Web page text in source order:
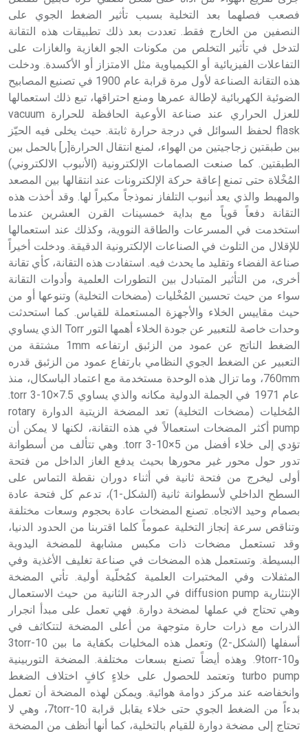
التاسع، وهم ينتسبون إلى أسرة أوسروين
- هل تعلم أن الأبجدية الكنعانية تتألف من /22/ علامة كتابية
sign تكتب منفصلة غير متصلة، وتعتمد المبدأ الأكوروفوني،
حيث تقتصر القيمة الصوتية للعلامة الك
فصعب فصلهما بعد التخلية بسبب تأثير الضغط الجوي على
النصفين من الخارج فقط. تعددت بعد ذلك تطبيقات هذه التقانة
لتدخل في تأثير التخلص من مكونات الجو الغازية والغازات على
التفاعلات الفيزيائية أو الكيمياوية مثل الامتزاز أو الأكسدة. ودخلت
هذه التقانة الصناعة لأول مرة قرابة عام 1900 في تصنيع المصابيح
الضوئية الكهربائية لإطالة عمرها ومنع احتراقها، تبع ذلك استعمالها
للعزل الحراري عند صناعة الأوعية الحافظة للحرارة vacuum
flask لحفظ السوائل في درجة حرارة ثابتة. حيث يخلى فيه الحيّز
بين طبقتين زجاجيتين من الهواء، لمنع انتقال الحرارة[ر] بالحمل بين
الطبقتين. كما صنعت الصمامات الإلكترونية (الأنبوب الالكتروني)
المُخْلاة حتى تمنع إعاقة حركة الإلكترونات عند انتقالها بين المصعد
والمهبط والذي يعد أنبوب التلفاز نموذجاً مكبراً لها. وقد أخذت هذه
التقانة دفعاً قوياً مع بداية خمسينات القرن العشرين عندما
استخدمت في المسرعات والطاقة النووية، وكذلك عند استعمالها
للإقلال من التلوث في الصناعات الإلكترونية الدقيقة. ودخلت أخيراً
صناعة الفضاء وتقليد ما يحدث فيه. استفادت هذه التقانة، كأي تقانة
أخرى، من التأثير المتبادل بين التطورات العلمية وأدوات التقانة
سواء من حيث تحسين المُخْليات (مضخات التخلية) وتنوعها أو من
حيث مقاييس الخلاء والأجهزة المستعملة للقياس. كما استحدثت
وحدات خاصة للتعبير عن جودة الخلاء أهمها التور Torr الذي يساوي
الضغط الناتج عن عمود من الزئبق ارتفاعه 1mm مشتقة من
التعبير عن الضغط الجوي النظامي بارتفاع عمود من الزئبق قدره
760mm، وما تزال هذه الوحدة مستخدمة مع اعتماد الباسكال، منذ
عام 1971 في الجملة الدولية مكانه والذي يساوي 7.5×10-3 torr.
المُخليات (مضخات التخلية) تعد المضخة الزيتية الدوارة rotary
pump أكثر المضخات استعمالاً في هذه التقانة، لكنها لا يمكن أن
تؤدي إلى خلاء أفضل من 5×10-3 torr. وهي تتألف من أسطوانة
تدور حول محور غير محورها بحيث يدفع الغاز الداخل من فتحة
أولى ليخرج من فتحة ثانية في أثناء دوران نقطة التماس على
السطح الداخلي لأسطوانة ثانية (الشكل-1)، تدعم كل فتحة عادة
بصمام وحيد الاتجاه. تصنع المضخات عادة بحجوم وسعات مختلفة
وتناقص سرعة إنجاز التخلية عموماً كلما اقتربنا من الحدود الدنيا،
وقد تستعمل مضخات ذات مكبس مشابهة للمضخة اليدوية
البسيطة. وتستعمل هذه المضخات في صناعة تغليف الأغذية وفي
المثفلات وفي المختبرات العلمية كمُخلّية أولية. تأتي المضخة
الإنتثارية diffusion pump في الدرجة الثانية من حيث الاستعمال
وهي تحتاج في عملها لمضخة دوارة. فهي تعمل على مبدأ انجرار
الذرات مع ذرات حارة متوجهة من أعلى المضخة لتتكاثف في
أسفلها (الشكل-2) وتعمل هذه المخليات بكفاية ما بين 10-3torr
و10-9torr. وهذه أيضاً تصنع بسعات مختلفة. المضخة التوربينية
turbo pump وتعتمد للحصول على خلاءٍ كافٍ اختلاف الضغط
وانخفاضه عند مركز دوامة هوائية. ويمكن لهذه المضخة أن تعمل
بدءاً من الضغط الجوي حتى خلاء يقابل قرابة 10-7torr، وهي لا
تحتاج إلى مضخة دوارة للقيام بالتخلية، كما أنها أنظف من المضخة